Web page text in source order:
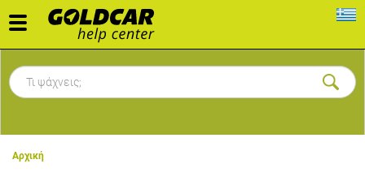
Toggle
navigation
Αρχική